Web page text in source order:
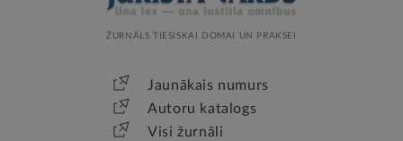
ŽURNĀLS TIESISKAI DOMAI UN PRAKSEI
Jaunākais numurs
Autoru katalogs
Visi žurnāli